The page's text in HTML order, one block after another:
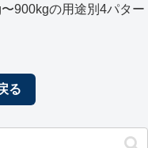
900kgの用途別4パター
る